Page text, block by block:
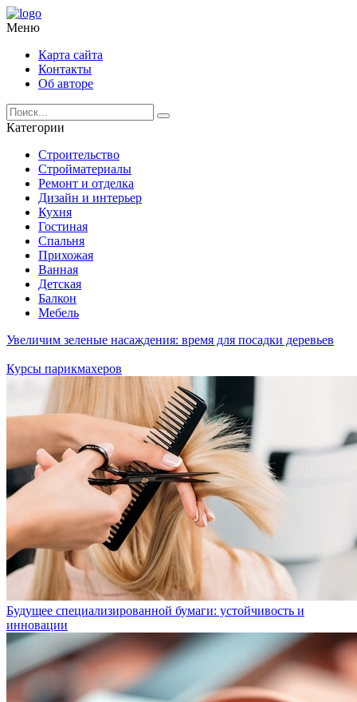
Меню
Карта сайта
Контакты
Об авторе
Категории
Строительство
Стройматериалы
Ремонт и отделка
Дизайн и интерьер
Кухня
Гостиная
Спальня
Прихожая
Ванная
Детская
Балкон
Мебель
Увеличим зеленые насаждения: время для посадки деревьев
Курсы парикмахеров
Будущее специализированной бумаги: устойчивость и
инновации